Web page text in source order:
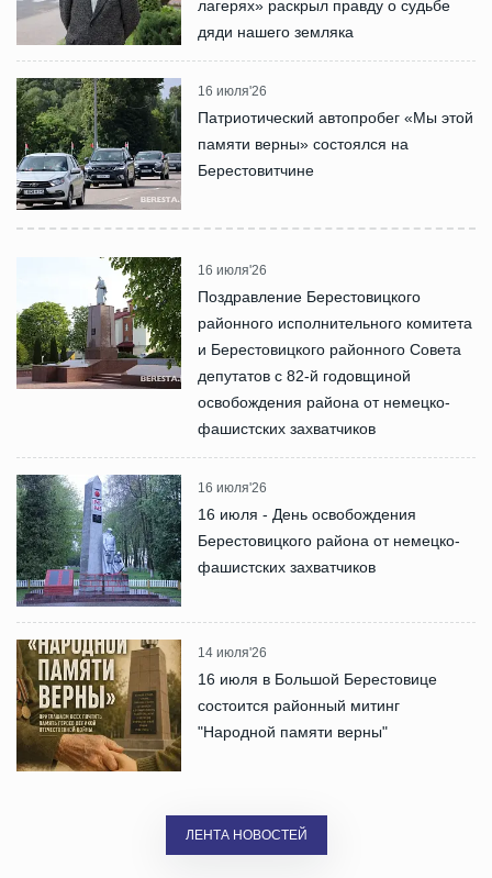
лагерях» раскрыл правду о судьбе
дяди нашего земляка
16 июля'26
Патриотический автопробег «Мы этой
памяти верны» состоялся на
Берестовитчине
16 июля'26
Поздравление Берестовицкого
районного исполнительного комитета
и Берестовицкого районного Совета
депутатов с 82-й годовщиной
освобождения района от немецко-
фашистских захватчиков
16 июля'26
16 июля - День освобождения
Берестовицкого района от немецко-
фашистских захватчиков
14 июля'26
16 июля в Большой Берестовице
состоится районный митинг
"Народной памяти верны"
ЛЕНТА НОВОСТЕЙ